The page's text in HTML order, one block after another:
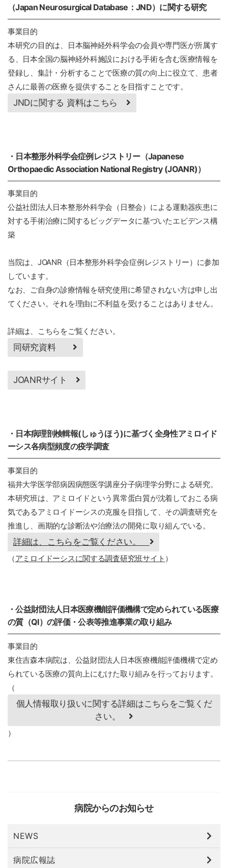
病院からのお知らせ
NEWS
病院広報誌
（Japan Neurosurgical Database：JND）に関する研究
事業目的
本研究の目的は、日本脳神経外科学会の会員や専門医が所属す
る、日本全国の脳神経外科施設における手術を含む医療情報を
登録し、集計・分析することで医療の質の向上に役立て、患者
さんに最善の医療を提供することを目指すことです。
JNDに関する 資料はこちら
・日本整形外科学会症例レジストリー（Japanese
Orthopaedic Association National Registry (JOANR)）
事業目的
公益社団法人日本整形外科学会（日整会）による運動器疾患に
対する手術治療に関するビッグデータに基づいたエビデンス構
築
当院は、JOANR（日本整形外科学会症例レジストリー）に参加
しています。
なお、ご自身の診療情報を研究使用に希望されない方は申し出
てください。それを理由に不利益を受けることはありません。
詳細は、こちらをご覧ください。
同研究資料
JOANRサイト
・日本病理剖検輯報(しゅうほう)に基づく全身性アミロイド
ーシス各病型頻度の疫学調査
事業目的
福井大学医学部病因病態医学講座分子病理学分野による研究。
本研究班は、アミロイドという異常蛋白質が沈着しておこる病
気であるアミロイドーシスの克服を目指して、その調査研究を
推進し、画期的な診断法や治療法の開発に取り組んでいる。
詳細は、こちらをご覧ください。
（アミロイドーシスに関する調査研究班サイト ）
・公益財団法人日本医療機能評価機構で定められている医療
の質（QI）の評価・公表等推進事業の取り組み
事業目的
東住吉森本病院は、公益財団法人日本医療機能評価機構で定め
られている医療の質向上にむけた取り組みを行っております。
（
個人情報取り扱いに関する詳細はこちらをご覧くだ
さい。
）